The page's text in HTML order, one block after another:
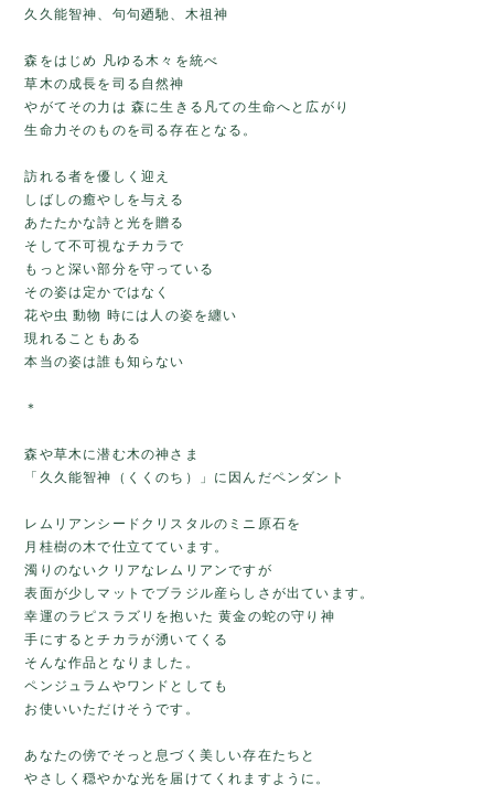
久久能智神、句句廼馳、木祖神
森をはじめ 凡ゆる木々を統べ
草木の成長を司る自然神
やがてその力は 森に生きる凡ての生命へと広がり
生命力そのものを司る存在となる。
訪れる者を優しく迎え
しばしの癒やしを与える
あたたかな詩と光を贈る
そして不可視なチカラで
もっと深い部分を守っている
その姿は定かではなく
花や虫 動物 時には人の姿を纏い
現れることもある
本当の姿は誰も知らない
＊
森や草木に潜む木の神さま
「久久能智神（くくのち）」に因んだペンダント
レムリアンシードクリスタルのミニ原石を
月桂樹の木で仕立てています。
濁りのないクリアなレムリアンですが
表面が少しマットでブラジル産らしさが出ています。
幸運のラピスラズリを抱いた 黄金の蛇の守り神
手にするとチカラが湧いてくる
そんな作品となりました。
ペンジュラムやワンドとしても
お使いいただけそうです。
あなたの傍でそっと息づく美しい存在たちと
やさしく穏やかな光を届けてくれますように。